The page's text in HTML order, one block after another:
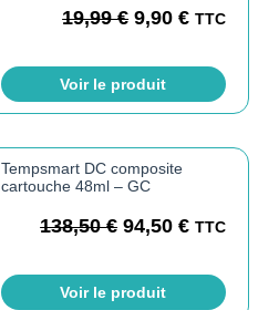
19,99€ 9,90€ TTC
Voir le produit
Tempsmart DC composite
cartouche 48ml – GC
138,50€ 94,50€ TTC
Voir le produit